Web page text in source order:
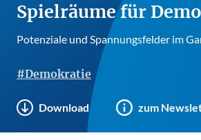
Spielräume für
Potenziale und Spannungsfelder im
#Demokratie
Download zum